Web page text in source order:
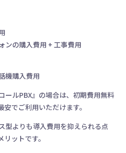
の購入費用 + 工事費用
機購入費用
ールPBX』の場合は、初期費用無料
でご利用いただけます。
型よりも導入費用を抑えられる点
ットです。